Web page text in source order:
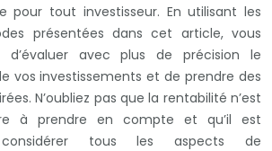
pour tout investisseur. En utilisant les
présentées dans cet article, vous
d’évaluer avec plus de précision le
vos investissements et de prendre des
N’oubliez pas que la rentabilité n’est
à prendre en compte et qu’il est
tous les aspects de